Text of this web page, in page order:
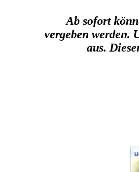
Ab sofort
vergeben werden.
aus.